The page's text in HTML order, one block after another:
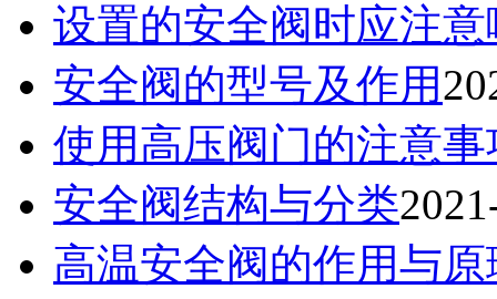
设置的安全阀时应注意
安全阀的型号及作用
使用高压阀门的注意事
安全阀结构与分类
高温安全阀的作用与原